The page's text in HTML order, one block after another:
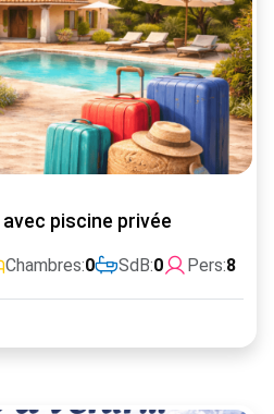
piscine privée
Chambres:0 SdB:0 Pers:8